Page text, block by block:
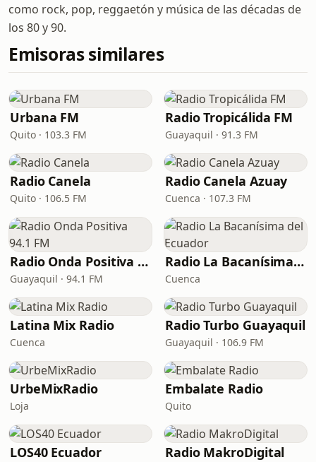
como rock, pop, reggaetón y música de las décadas de
los 80 y 90.
Emisoras similares
Urbana FM
Quito · 103.3 FM
Radio Tropicálida FM
Guayaquil · 91.3 FM
Radio Canela
Quito · 106.5 FM
Radio Canela Azuay
Cuenca · 107.3 FM
Radio Onda Positiva 94.1 FM
Guayaquil · 94.1 FM
Radio La Bacanísima del Ecuador
Cuenca
Latina Mix Radio
Cuenca
Radio Turbo Guayaquil
Guayaquil · 106.9 FM
UrbeMixRadio
Loja
Embalate Radio
Quito
LOS40 Ecuador Radio MakroDigital